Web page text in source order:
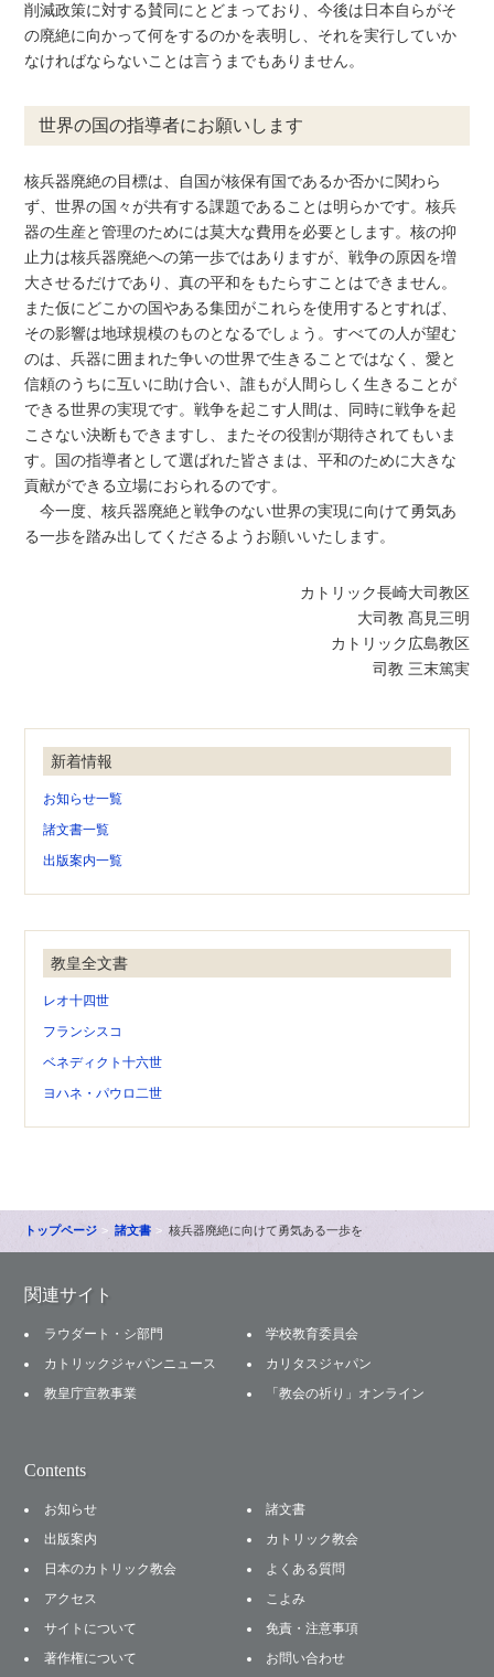
削減政策に対する賛同にとどまっており、今後は日本自らがそ
の廃絶に向かって何をするのかを表明し、それを実行していか
なければならないことは言うまでもありません。
世界の国の指導者にお願いします
核兵器廃絶の目標は、自国が核保有国であるか否かに関わら
ず、世界の国々が共有する課題であることは明らかです。核兵
器の生産と管理のためには莫大な費用を必要とします。核の抑
止力は核兵器廃絶への第一歩ではありますが、戦争の原因を増
大させるだけであり、真の平和をもたらすことはできません。
また仮にどこかの国やある集団がこれらを使用するとすれば、
その影響は地球規模のものとなるでしょう。すべての人が望む
のは、兵器に囲まれた争いの世界で生きることではなく、愛と
信頼のうちに互いに助け合い、誰もが人間らしく生きることが
できる世界の実現です。戦争を起こす人間は、同時に戦争を起
こさない決断もできますし、またその役割が期待されてもいま
す。国の指導者として選ばれた皆さまは、平和のために大きな
貢献ができる立場におられるのです。
今一度、核兵器廃絶と戦争のない世界の実現に向けて勇気あ
る一歩を踏み出してくださるようお願いいたします。
カトリック長崎大司教区
大司教 髙見三明
カトリック広島教区
司教 三末篤実
新着情報
お知らせ一覧
諸文書一覧
出版案内一覧
教皇全文書
レオ十四世
フランシスコ
ベネディクト十六世
ヨハネ・パウロ二世
トップページ 諸文書 核兵器廃絶に向けて勇気ある一歩を
関連サイト
ラウダート・シ部門
学校教育委員会
カトリックジャパンニュース
カリタスジャパン
教皇庁宣教事業
「教会の祈り」オンライン
Contents
お知らせ
諸文書
出版案内
カトリック教会
日本のカトリック教会
よくある質問
アクセス
こよみ
サイトについて
免責・注意事項
著作権について
お問い合わせ